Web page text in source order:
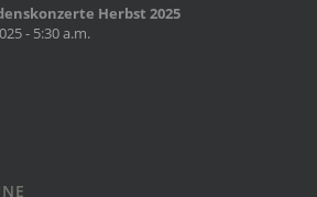
Herbst 2025
- 5:30 a.m.